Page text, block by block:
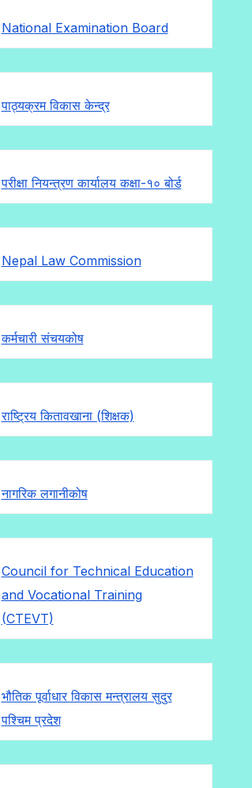
National Examination Board
पाठ्यक्रम विकास केन्द्र
परीक्षा नियन्त्रण कार्यालय कक्षा-१०बोर्ड
Nepal Law Commission
कर्मचारी संचयकोष
राष्ट्रिय कितावखाना (शिक्षक)
नागरिक लगानीकोष
Council for Technical Education
and Vocational Training
(CTEVT)
भौतिक पूर्वाधार विकास मन्त्रालय सुदुर
पश्चिम प्रदेश